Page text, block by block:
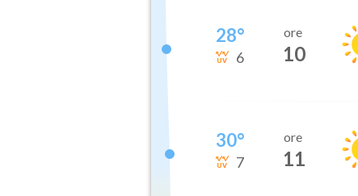
28°
6
ore
10
30°
7
ore
11